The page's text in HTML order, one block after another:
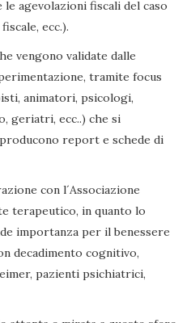
agevolazioni fiscali del caso
ecc.).
vengono validate dalle
tramite focus
animatori, psicologi,
geriatri, ecc..) che si
report e schede di
con l´Associazione
terapeutico, in quanto lo
importanza per il benessere
decadimento cognitivo,
pazienti psichiatrici,